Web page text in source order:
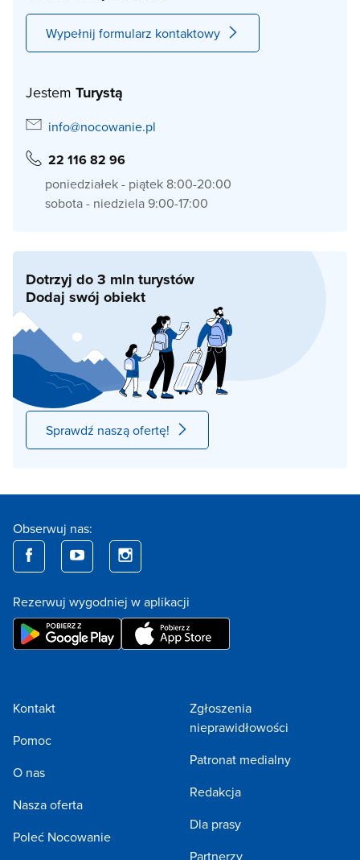
Wypełnij formularz kontaktowy
Jestem Turystą
info@nocowanie.pl
22 116 82 96
poniedziałek - piątek 8:00-20:00
sobota - niedziela 9:00-17:00
Dotrzyj do 3 mln turystów
Dodaj swój obiekt
Sprawdź naszą ofertę!
Obserwuj nas:
Rezerwuj wygodniej w aplikacji
Kontakt
Pomoc
O nas
Nasza oferta
Poleć Nocowanie
Zgłoszenia
nieprawidłowości
Patronat medialny
Redakcja
Dla prasy
Partnerzy